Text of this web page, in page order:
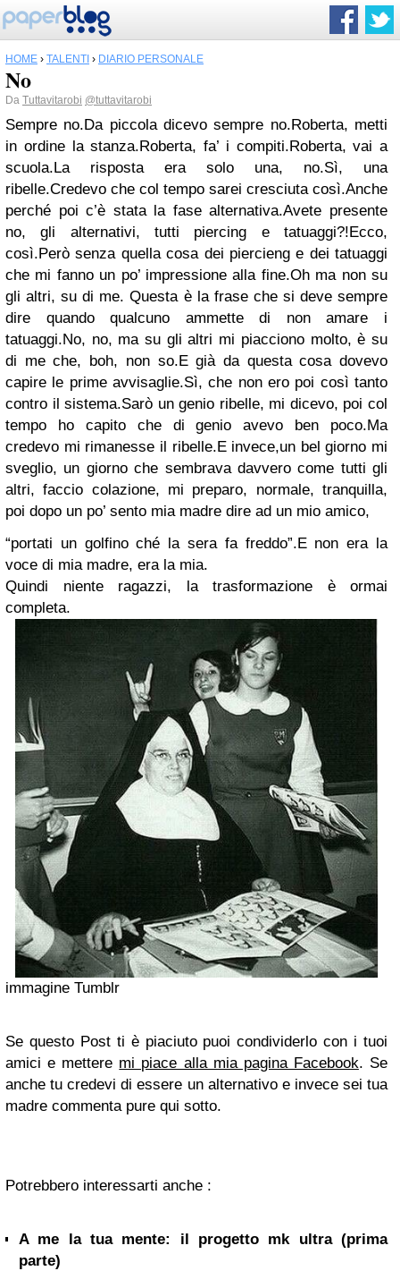
HOME › TALENTI › DIARIO PERSONALE
No
Da Tuttavitarobi @tuttavitarobi
Sempre no.Da piccola dicevo sempre no.Roberta, metti
in ordine la stanza.Roberta, fa’ i compiti.Roberta, vai a
scuola.La risposta era solo una, no.Sì, una
ribelle.Credevo che col tempo sarei cresciuta così.Anche
perché poi c’è stata la fase alternativa.Avete presente
no, gli alternativi, tutti piercing e tatuaggi?!Ecco,
così.Però senza quella cosa dei piercieng e dei tatuaggi
che mi fanno un po’ impressione alla fine.Oh ma non su
gli altri, su di me. Questa è la frase che si deve sempre
dire quando qualcuno ammette di non amare i
tatuaggi.No, no, ma su gli altri mi piacciono molto, è su
di me che, boh, non so.E già da questa cosa dovevo
capire le prime avvisaglie.Sì, che non ero poi così tanto
contro il sistema.Sarò un genio ribelle, mi dicevo, poi col
tempo ho capito che di genio avevo ben poco.Ma
credevo mi rimanesse il ribelle.E invece,un bel giorno mi
sveglio, un giorno che sembrava davvero come tutti gli
altri, faccio colazione, mi preparo, normale, tranquilla,
poi dopo un po’ sento mia madre dire ad un mio amico,
“portati un golfino ché la sera fa freddo”.E non era la
voce di mia madre, era la mia.
Quindi niente ragazzi, la trasformazione è ormai
completa.
immagine Tumblr
Se questo Post ti è piaciuto puoi condividerlo con i tuoi
amici e mettere mi piace alla mia pagina Facebook. Se
anche tu credevi di essere un alternativo e invece sei tua
madre commenta pure qui sotto.
Potrebbero interessarti anche :
A me la tua mente: il progetto mk ultra (prima
parte)